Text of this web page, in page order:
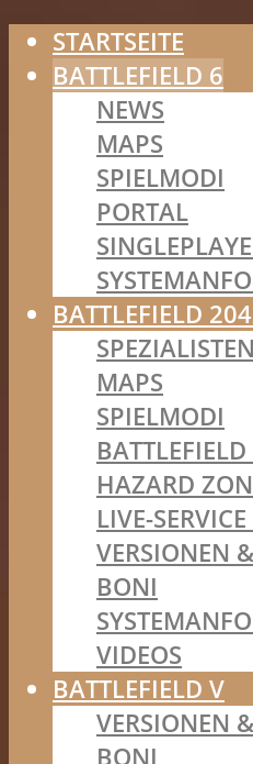
STARTSEITE
BATTLEFIELD 6
NEWS
MAPS
SPIELMODI
PORTAL
BATTLEFIELD
SPEZIALISTEN
MAPS
SPIELMODI
HAZARD
LIVE-
VERSIONEN
BONI
VIDEOS
BATTLEFIELD V
VERSIONEN